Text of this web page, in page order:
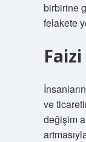
birbirine
felakete
ve
değişim